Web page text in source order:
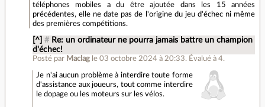
téléphones mobiles a du être ajoutée dans les 15 années
précédentes, elle ne date pas de l'origine du jeu d'échec ni même
des premières compétitions.
[^] # Re: un ordinateur ne pourra jamais battre un champion
d'échec!
Posté par Maclag le 03 octobre 2024 à 20:33. Évalué à4.
Je n'ai aucun problème à interdire toute forme
d'assistance aux joueurs, tout comme interdire
le dopage ou les moteurs sur les vélos.